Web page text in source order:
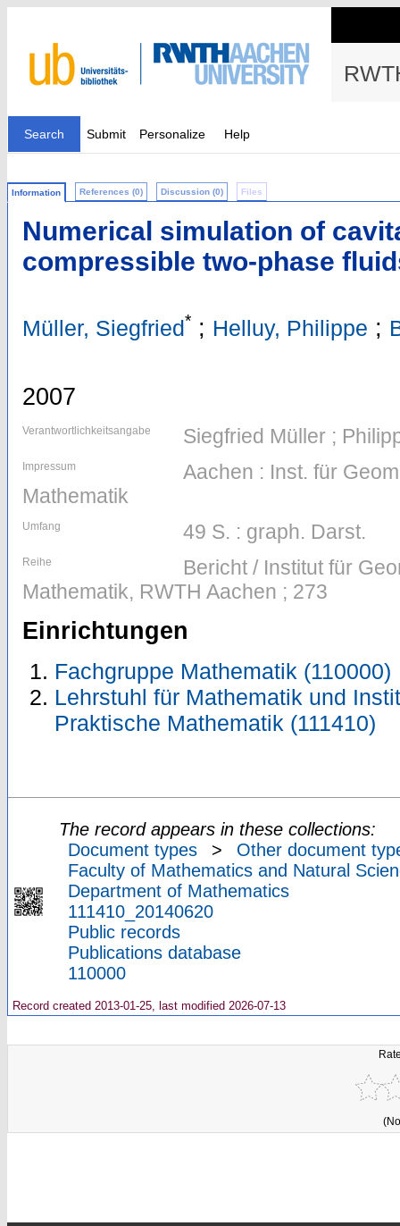
Search Submit Personalize Help
Information References (0) Discussion (0) Files
Numerical simulation of
compressible two-phase
Müller, Siegfried* ; Helluy, Philippe ;
2007
Verantwortlichkeitsangabe Siegfried Müller ;
Impressum
Aachen : Inst. für
Mathematik
Umfang 49 S. : graph. Darst.
Reihe
Bericht / Institut für
Mathematik, RWTH Aachen ; 273
Einrichtungen
Fachgruppe Mathematik (110000)
Lehrstuhl für Mathematik und
Praktische Mathematik (111410)
The record appears in these collections:
Document types
>
Other document
Faculty of Mathematics and Natural
Department of Mathematics
111410_20140620
Public records
Publications database
110000
Record created 2013-01-25, last modified 2026-07-13